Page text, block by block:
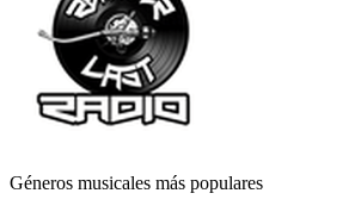
Géneros musicales más populares